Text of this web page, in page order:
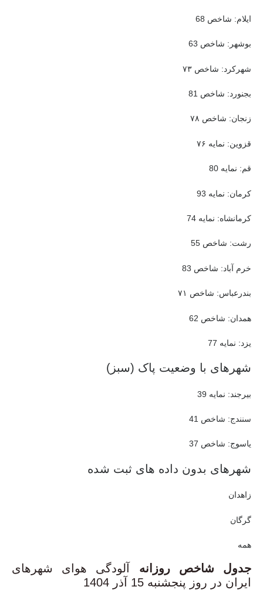
ایلام: شاخص 68
بوشهر: شاخص 63
شهرکرد: شاخص ۷۳
بجنورد: شاخص 81
زنجان: شاخص ۷۸
قزوین: نمایه ۷۶
قم: نمایه 80
کرمان: نمایه 93
کرمانشاه: نمایه 74
رشت: شاخص 55
خرم آباد: شاخص 83
بندرعباس: شاخص ۷۱
همدان: شاخص 62
یزد: نمایه 77
شهرهای با وضعیت پاک (سبز)
بیرجند: نمایه 39
سنندج: شاخص 41
یاسوج: شاخص 37
شهرهای بدون داده های ثبت شده
زاهدان
گرگان
همه
جدول شاخص روزانه آلودگی هوای شهرهای
ایران در روز پنجشنبه 15 آذر 1404